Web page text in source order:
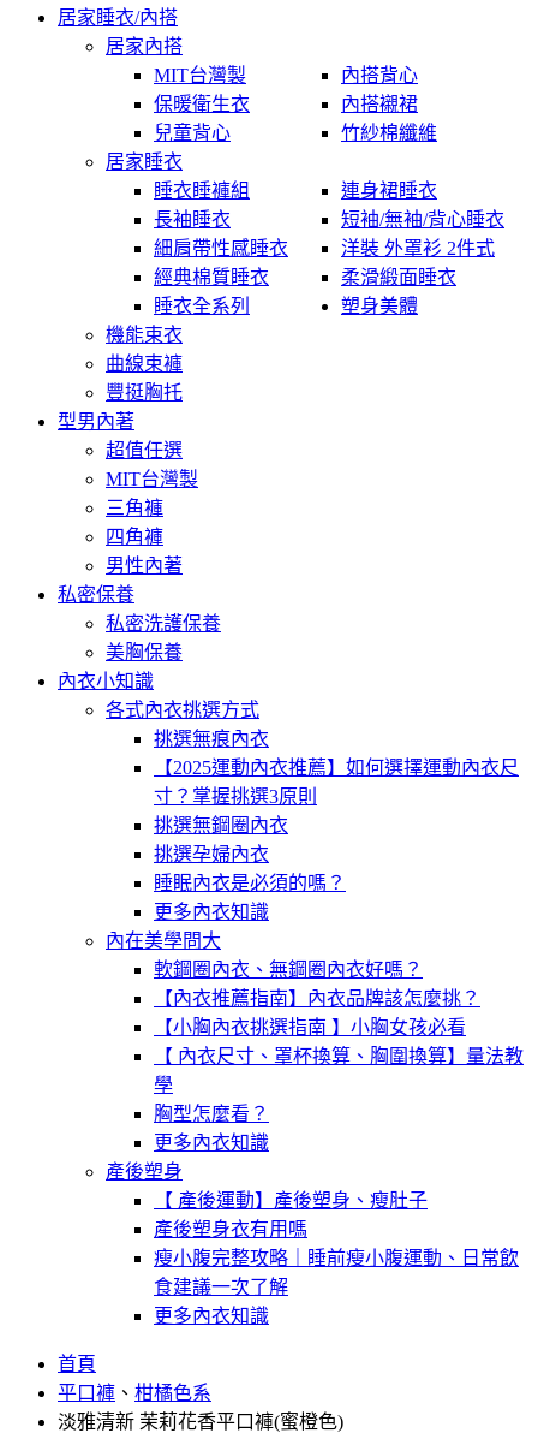
居家睡衣/內搭
居家內搭
MIT台灣製
內搭背心
保暖衛生衣
內搭襯裙
兒童背心
竹紗棉纖維
居家睡衣
睡衣睡褲組
連身裙睡衣
長袖睡衣
短袖/無袖/背心睡衣
細肩帶性感睡衣
洋裝 外罩衫 2件式
經典棉質睡衣
柔滑緞面睡衣
睡衣全系列
塑身美體
機能束衣
曲線束褲
豐挺胸托
型男內著
超值任選
MIT台灣製
三角褲
四角褲
男性內著
私密保養
私密洗護保養
美胸保養
內衣小知識
各式內衣挑選方式
挑選無痕內衣
【2025運動內衣推薦】如何選擇運動內衣尺
寸？掌握挑選3原則
挑選無鋼圈內衣
挑選孕婦內衣
睡眠內衣是必須的嗎？
更多內衣知識
內在美學問大
軟鋼圈內衣、無鋼圈內衣好嗎？
【內衣推薦指南】內衣品牌該怎麼挑？
【小胸內衣挑選指南 】小胸女孩必看
【 內衣尺寸、罩杯換算、胸圍換算】量法教
學
胸型怎麼看？
更多內衣知識
產後塑身
【 產後運動】產後塑身、瘦肚子
產後塑身衣有用嗎
瘦小腹完整攻略｜睡前瘦小腹運動、日常飲
食建議一次了解
更多內衣知識
首頁
平口褲 、 柑橘色系
淡雅清新 茉莉花香平口褲(蜜橙色)